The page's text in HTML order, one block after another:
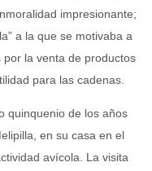
impresionante;
a la que se motivaba a
la venta de productos
para las cadenas.
quinquenio de los años
en su casa en el
avícola. La visita